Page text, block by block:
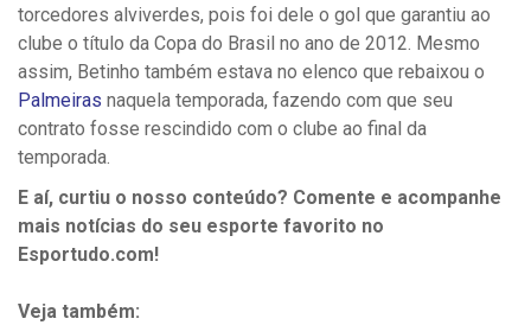
torcedores alviverdes, pois foi dele o gol que garantiu ao
clube o título da Copa do Brasil no ano de 2012. Mesmo
assim, Betinho também estava no elenco que rebaixou o
Palmeiras naquela temporada, fazendo com que seu
contrato fosse rescindido com o clube ao final da
temporada.
E aí, curtiu o nosso conteúdo? Comente e acompanhe
mais notícias do seu esporte favorito no
Esportudo.com!
Veja também: